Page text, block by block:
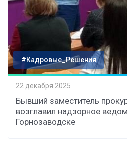
#Кадровые_Решения
22 декабря 2025
Бывший заместитель
возглавил надзорное
Горнозаводске